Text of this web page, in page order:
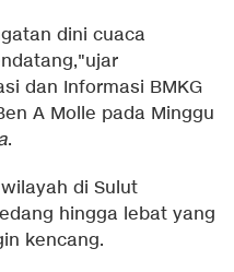
dini cuaca
dan Informasi BMKG
A Molle pada Minggu
.
di Sulut
hingga lebat yang
kencang.